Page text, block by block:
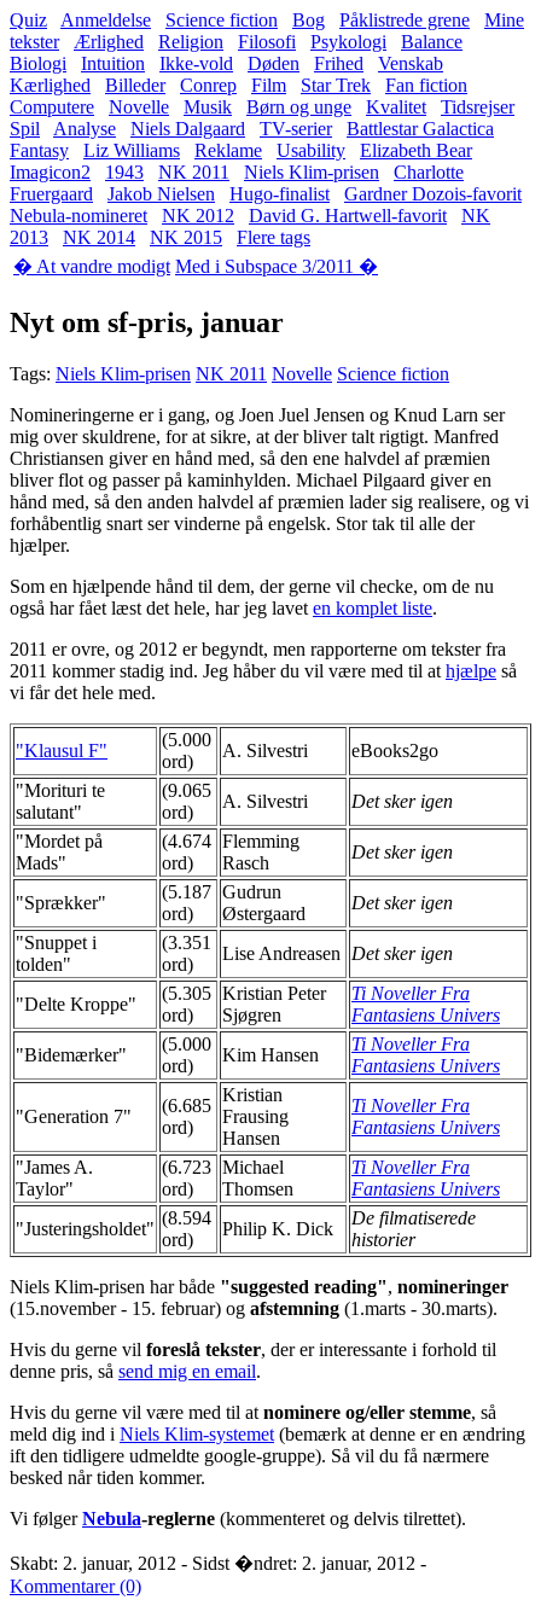
Quiz Anmeldelse Science fiction Bog Påklistrede grene
Mine
tekster
Ærlighed Religion Filosofi Psykologi
Balance
Biologi
Intuition Ikke-vold Døden Frihed
Venskab
Kærlighed
Billeder Conrep Film Star Trek
Fan fiction
Computere
Novelle Musik Børn og unge Kvalitet
Tidsrejser
Spil
Analyse Niels Dalgaard TV-serier
Battlestar Galactica
Fantasy
Liz Williams Reklame Usability
Elizabeth Bear
Imagicon2
1943 NK 2011 Niels Klim-prisen
Charlotte
Fruergaard
Jakob Nielsen Hugo-finalist
Gardner Dozois-favorit
Nebula-nomineret
NK 2012 David G. Hartwell-favorit
NK
2013
NK 2014 NK 2015
Flere tags
� At vandre modigt Med i Subspace 3/2011 �
Nyt om sf-pris, januar
Tags: Niels Klim-prisen NK 2011 Novelle Science fiction
Nomineringerne er i gang, og Joen Juel Jensen og Knud Larn ser
mig over skuldrene, for at sikre, at der bliver talt rigtigt. Manfred
Christiansen giver en hånd med, så den ene halvdel af præmien
bliver flot og passer på kaminhylden. Michael Pilgaard giver en
hånd med, så den anden halvdel af præmien lader sig realisere, og vi
forhåbentlig snart ser vinderne på engelsk. Stor tak til alle der
hjælper.
Som en hjælpende hånd til dem, der gerne vil checke, om de nu
også har fået læst det hele, har jeg lavet en komplet liste.
2011 er ovre, og 2012 er begyndt, men rapporterne om tekster fra
2011 kommer stadig ind. Jeg håber du vil være med til at hjælpe så
vi får det hele med.
"Klausul F"
(5.000
ord)
A. Silvestri
eBooks2go
"Morituri te
salutant"
(9.065
ord)
A. Silvestri
Det sker igen
"Mordet på
Mads"
(4.674
ord)
Flemming
Rasch
Det sker igen
"Sprækker"
(5.187
ord)
Gudrun
Østergaard
Det sker igen
"Snuppet i
tolden"
(3.351
ord)
Lise Andreasen Det sker igen
"Delte Kroppe"
(5.305
ord)
Kristian Peter
Sjøgren
Ti Noveller Fra
Fantasiens Univers
"Bidemærker"
(5.000
ord)
Kim Hansen
Ti Noveller Fra
Fantasiens Univers
"Generation 7"
(6.685
ord)
Kristian
Frausing
Hansen
Ti Noveller Fra
Fantasiens Univers
"James A.
Taylor"
(6.723
ord)
Michael
Thomsen
Ti Noveller Fra
Fantasiens Univers
"Justeringsholdet"
(8.594
ord)
Philip K. Dick
De filmatiserede
historier
Niels Klim-prisen har både "suggested reading", nomineringer
(15.november - 15. februar) og afstemning (1.marts - 30.marts).
Hvis du gerne vil foreslå tekster, der er interessante i forhold til
denne pris, så send mig en email.
Hvis du gerne vil være med til at nominere og/eller stemme, så
meld dig ind i Niels Klim-systemet (bemærk at denne er en ændring
ift den tidligere udmeldte google-gruppe). Så vil du få nærmere
besked når tiden kommer.
Vi følgerNebula-reglerne (kommenteret og delvis tilrettet).
Skabt: 2. januar, 2012 - Sidst �ndret: 2. januar, 2012 -
Kommentarer (0)